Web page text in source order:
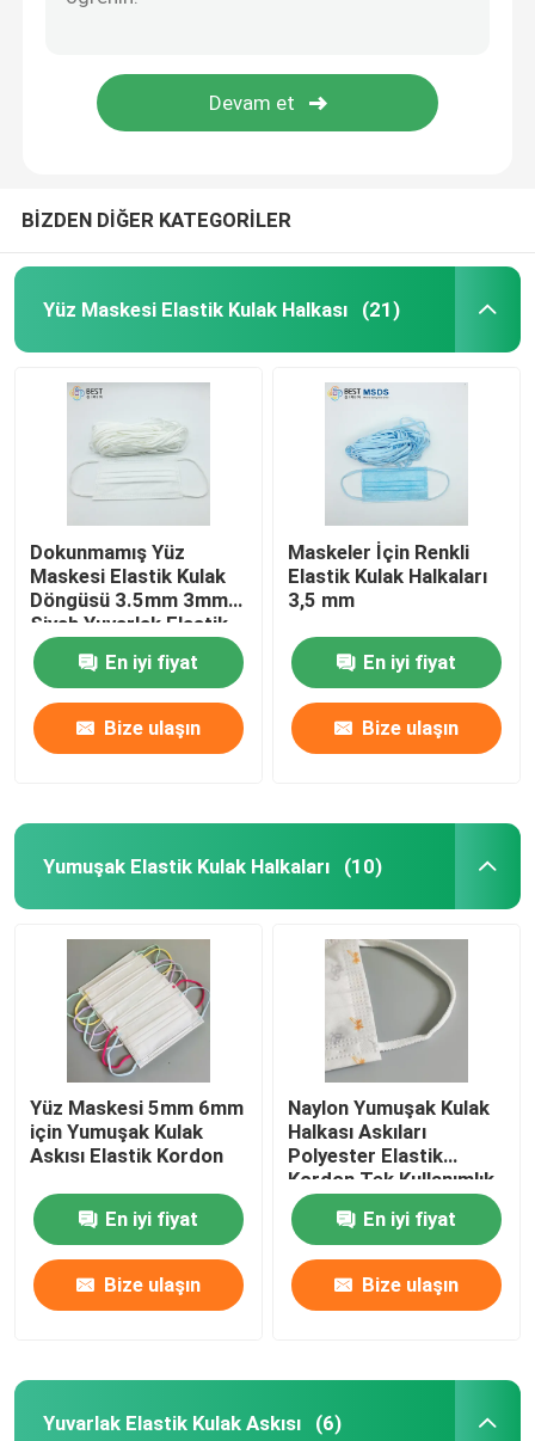
BİZDEN DİĞER KATEGORİLER
Yüz Maskesi Elastik Kulak Halkası (21)
Dokunmamış Yüz
Maskesi Elastik Kulak
Döngüsü 3.5mm 3mm
Siyah Yuvarlak Elastik
Kordon Dize Yumuşak
En iyi fiyat
Bize ulaşın
Maskeler İçin Renkli
Elastik Kulak Halkaları
3,5 mm
En iyi fiyat
Bize ulaşın
Yumuşak Elastik Kulak Halkaları (10)
Yüz Maskesi 5mm 6mm
için Yumuşak Kulak
Askısı Elastik Kordon
En iyi fiyat
Bize ulaşın
Naylon Yumuşak Kulak
Halkası Askıları
Polyester Elastik
Kordon Tek Kullanımlık
Maske Malzemesi 6mm
En iyi fiyat
Bize ulaşın
Yuvarlak Elastik Kulak Askısı (6)